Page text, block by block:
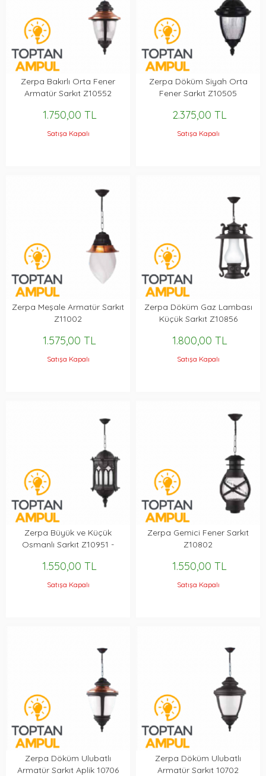
Zerpa Bakırlı Orta Fener
Armatür Sarkıt Z10552
1.750,00 TL
Satışa Kapalı
Zerpa Döküm Siyah Orta
Fener Sarkıt Z10505
2.375,00 TL
Satışa Kapalı
Zerpa Meşale Armatür Sarkıt
Z11002
1.575,00 TL
Satışa Kapalı
Zerpa Döküm Gaz Lambası
Küçük Sarkıt Z10856
1.800,00 TL
Satışa Kapalı
Zerpa Büyük ve Küçük
Osmanlı Sarkıt Z10951 -
1.550,00 TL
Satışa Kapalı
Zerpa Gemici Fener Sarkıt
Z10802
1.550,00 TL
Satışa Kapalı
Zerpa Döküm Ulubatlı
Armatür Sarkıt Aplik 10706
Zerpa Döküm Ulubatlı
Armatür Sarkıt 10702